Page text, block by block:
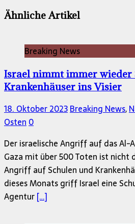
Ähnliche Artikel
Breaking News
Israel nimmt immer wieder
Krankenhäuser ins Visier
18. Oktober 2023Breaking News,
Osten0
Der israelische Angriff auf das Al-
Gaza mit über 500 Toten ist nicht
Angriff auf Schulen und
dieses Monats griff Israel eine
Agentur[…]